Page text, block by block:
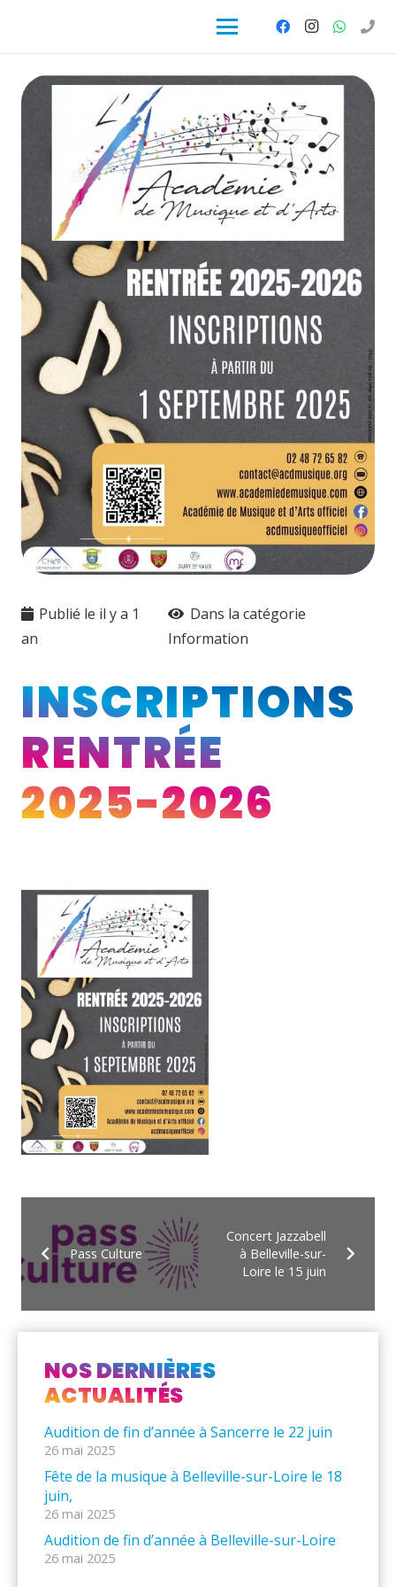
Publié le il y a 1
an
Dans la catégorie
Information
INSCRIPTIONS
RENTRÉE
2025-2026
Pass Culture
Concert Jazzabell
à Belleville-sur-
Loire le 15 juin
NOS DERNIÈRES
ACTUALITÉS
Audition de fin d’année à Sancerre le 22 juin
26 mai 2025
Fête de la musique à Belleville-sur-Loire le 18
juin,
26 mai 2025
Audition de fin d’année à Belleville-sur-Loire
26 mai 2025